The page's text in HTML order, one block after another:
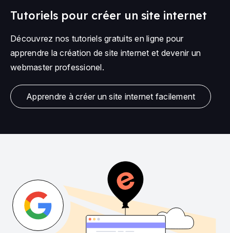
Tutoriels pour créer un site internet
Découvrez nos tutoriels gratuits en ligne pour
apprendre la création de site internet et devenir un
webmaster professionel.
Apprendre à créer un site internet facilement